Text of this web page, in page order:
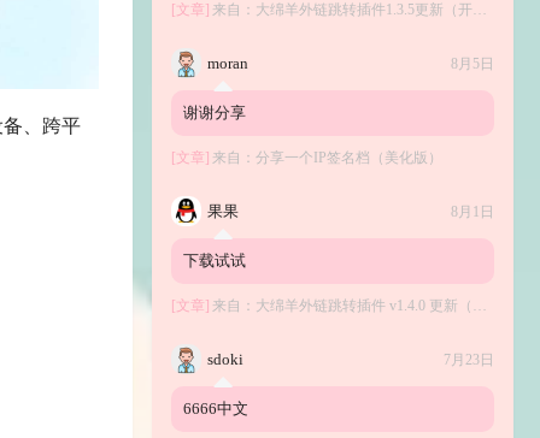
、跨平
[文章] 来自： 大绵羊外链跳转插件1.3.5更新（开源）
moran 8月5日
谢谢分享
[文章] 来自： 分享一个IP签名档（美化版）
果果 8月1日
下载试试
[文章] 来自： 大绵羊外链跳转插件 v1.4.0 更新（开源）
sdoki 7月23日
6666中文